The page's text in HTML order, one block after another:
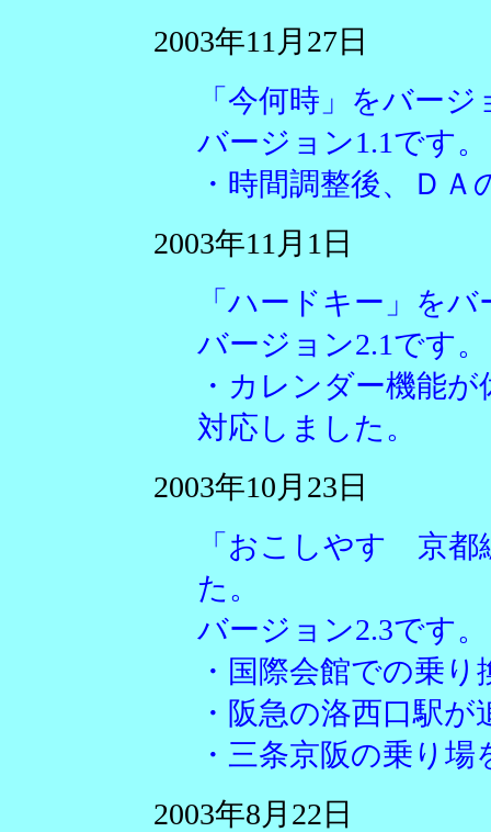
2003年11月27日
「今何時」をバー
バージョン1.1です。
・時間調整後、Ｄ
2003年11月1日
「ハードキー」を
バージョン2.1です。
・カレンダー機能
対応しました。
2003年10月23日
「おこしやす 京都
た。
バージョン2.3です。
・国際会館での乗
・阪急の洛西口駅
・三条京阪の乗り
2003年8月22日